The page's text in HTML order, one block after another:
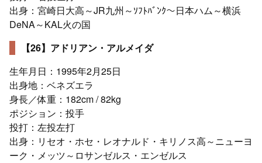
出身：宮崎日大高～JR九州～ｿﾌﾄﾊﾞﾝｸ～日本ハム～横浜
DeNA～KAL火の国
【26】アドリアン・アルメイダ
生年月日：1995年2月25日
出身地：ベネズエラ
身長／体重：182cm / 82kg
ポジション：投手
投打：左投左打
出身：リセオ・ホセ・レオナルド・キリノス高～ニューヨ
ーク・メッツ～ロサンゼルス・エンゼルス